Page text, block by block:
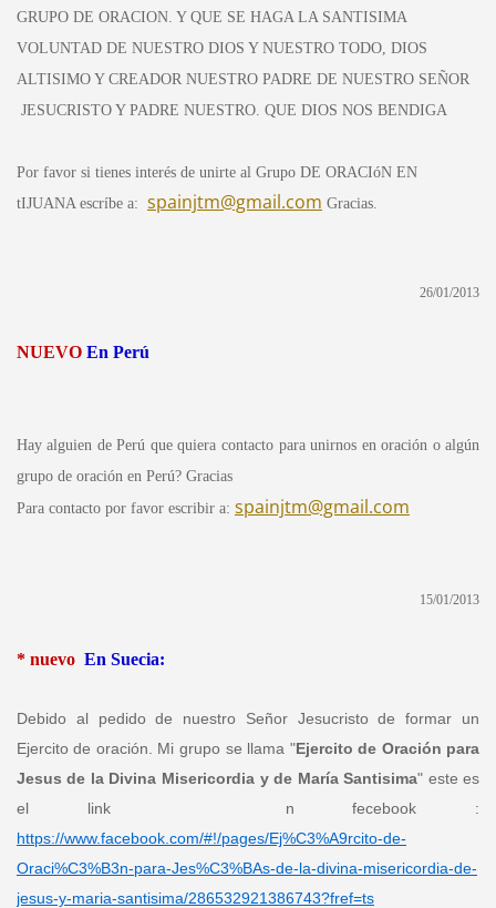
GRUPO DE ORACION. Y QUE SE HAGA LA SANTISIMA
VOLUNTAD DE NUESTRO DIOS Y NUESTRO TODO, DIOS
ALTISIMO Y CREADOR NUESTRO PADRE DE NUESTRO SEÑOR
JESUCRISTO Y PADRE NUESTRO. QUE DIOS NOS BENDIGA
Por favor si tienes interés de unirte al Grupo DE ORACIóN EN
tIJUANA escríbe a: spainjtm@gmail.com Gracias.
26/01/2013
NUEVO En Perú
Hay alguien de Perú que quiera contacto para unirnos en oración o algún
grupo de oración en Perú? Gracias
Para contacto por favor escribir a: spainjtm@gmail.com
15/01/2013
* nuevo En Suecia:
Debido al pedido de nuestro Señor Jesucristo de formar un
Ejercito de oración. Mi grupo se llama "Ejercito de Oración para
Jesus de la Divina Misericordia y de María Santisima" este es
el link n fecebook :
https://www.facebook.com/#!/pages/Ej%C3%A9rcito-de-
Oraci%C3%B3n-para-Jes%C3%BAs-de-la-divina-misericordia-de-
jesus-y-maria-santisima/286532921386743?fref=ts